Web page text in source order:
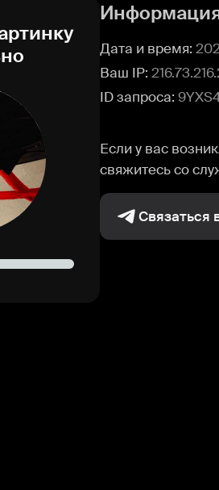
Дата и время:
Ваш IP:
ID запроса:
Если у вас
свяжитесь со
Связаться